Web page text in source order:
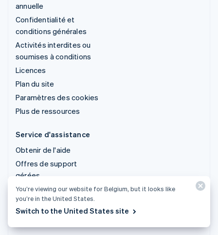
annuelle
Confidentialité et
conditions générales
Activités interdites ou
soumises à conditions
Licences
Plan du site
Paramètres des cookies
Plus de ressources
Service d'assistance
Obtenir de l'aide
Offres de support
gérées
© 2026 Stripe, LLC
You’re viewing our website for Belgium, but it looks like
you’re in the United States.
Switch to the United States site